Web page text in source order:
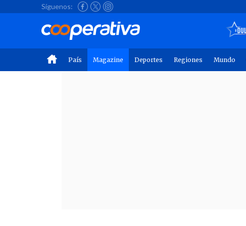
Síguenos:
País Magazine Deportes Regiones Mundo